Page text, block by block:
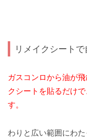
リメイクシート
ガスコンロから油が
クシートを貼るだけ
す。
わりと広い範囲にわ